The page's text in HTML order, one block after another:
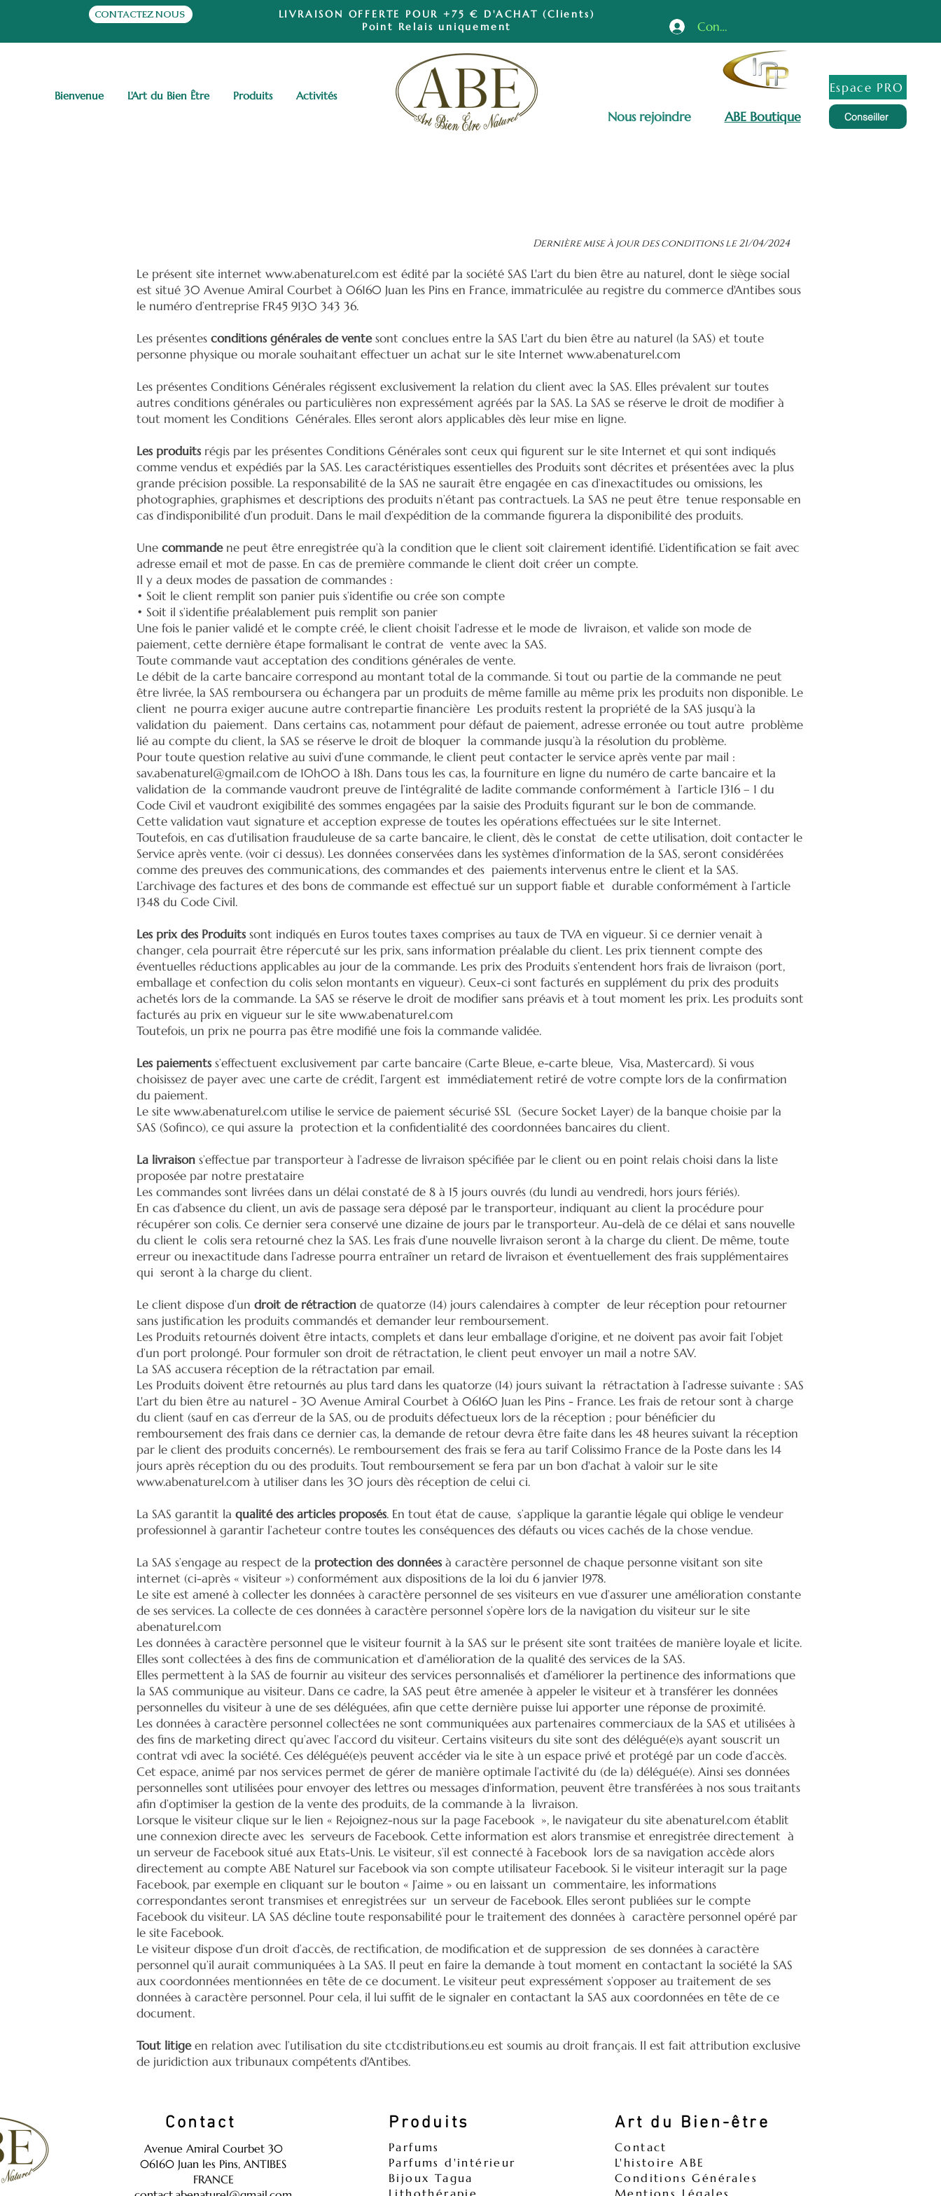
CONTACTEZ NOUS
LIVRAISON OFFERTE POUR +75 € D'ACHAT (Clients)
Point Relais uniquement
Bienvenue L'Art du Bien Être Produits Activités
Connexion
Espace PRO
Nous rejoindre ABE Boutique Conseiller
Dernière mise à jour des conditions le 21/04/2024
Le présent site internet www.abenaturel.com est édité par la société SAS L'art du bien être au naturel, dont le siège social
est situé 30 Avenue Amiral Courbet à 06160 Juan les Pins en France, immatriculée au registre du commerce d'Antibes sous
le numéro d’entreprise FR45 9130 343 36.
Les présentes conditions générales de ventesont conclues entre la SAS L'art du bien être au naturel (la SAS) et toute
personne physique ou morale souhaitant effectuer un achat sur le site Internet www.abenaturel.com
Les présentes Conditions Générales régissent exclusivement la relation du client avec la SAS. Elles prévalent sur toutes
autres conditions générales ou particulières non expressément agréés par la SAS. La SAS se réserve le droit de modifier à
tout moment les Conditions Générales. Elles seront alors applicables dès leur mise en ligne.
Les produits régis par les présentes Conditions Générales sont ceux qui figurent sur le site Internet et qui sont indiqués
comme vendus et expédiés par la SAS. Les caractéristiques essentielles des Produits sont décrites et présentées avec la plus
grande précision possible. La responsabilité de la SAS ne saurait être engagée en cas d’inexactitudes ou omissions, les
photographies, graphismes et descriptions des produits n’étant pas contractuels. La SAS ne peut être tenue responsable en
cas d’indisponibilité d’un produit. Dans le mail d’expédition de la commande figurera la disponibilité des produits.
Une commandene peut être enregistrée qu’à la condition que le client soit clairement identifié. L’identification se fait avec
adresse email et mot de passe. En cas de première commande le client doit créer un compte.
Il y a deux modes de passation de commandes :
• Soit le client remplit son panier puis s’identifie ou crée son compte
• Soit il s’identifie préalablement puis remplit son panier
Une fois le panier validé et le compte créé, le client choisit l’adresse et le mode de livraison, et valide son mode de
paiement, cette dernière étape formalisant le contrat de vente avec la SAS.
Toute commande vaut acceptation des conditions générales de vente.
Le débit de la carte bancaire correspond au montant total de la commande. Si tout ou partie de la commande ne peut
être livrée, la SAS remboursera ou échangera par un produits de même famille au même prix les produits non disponible. Le
client ne pourra exiger aucune autre contrepartie financière Les produits restent la propriété de la SAS jusqu’à la
validation du paiement. Dans certains cas, notamment pour défaut de paiement, adresse erronée ou tout autre problème
lié au compte du client, la SAS se réserve le droit de bloquer la commande jusqu’à la résolution du problème.
Pour toute question relative au suivi d’une commande, le client peut contacter le service après vente par mail :
sav.abenaturel@gmail.com de 10h00 à 18h. Dans tous les cas, la fourniture en ligne du numéro de carte bancaire et la
validation de la commande vaudront preuve de l’intégralité de ladite commande conformément à l’article 1316 – 1 du
Code Civil et vaudront exigibilité des sommes engagées par la saisie des Produits figurant sur le bon de commande.
Cette validation vaut signature et acception expresse de toutes les opérations effectuées sur le site Internet.
Toutefois, en cas d’utilisation frauduleuse de sa carte bancaire, le client, dès le constat de cette utilisation, doit contacter le
Service après vente. (voir ci dessus). Les données conservées dans les systèmes d’information de la SAS, seront considérées
comme des preuves des communications, des commandes et des paiements intervenus entre le client et la SAS.
L’archivage des factures et des bons de commande est effectué sur un support fiable et durable conformément à l’article
1348 du Code Civil.
Les prix des Produits sont indiqués en Euros toutes taxes comprises au taux de TVA en vigueur. Si ce dernier venait à
changer, cela pourrait être répercuté sur les prix, sans information préalable du client. Les prix tiennent compte des
éventuelles réductions applicables au jour de la commande. Les prix des Produits s’entendent hors frais de livraison (port,
emballage et confection du colis selon montants en vigueur). Ceux-ci sont facturés en supplément du prix des produits
achetés lors de la commande. La SAS se réserve le droit de modifier sans préavis et à tout moment les prix. Les produits sont
facturés au prix en vigueur sur le site www.abenaturel.com
Toutefois, un prix ne pourra pas être modifié une fois la commande validée.
Les paiements s’effectuent exclusivement par carte bancaire (Carte Bleue, e-carte bleue, Visa, Mastercard). Si vous
choisissez de payer avec une carte de crédit, l’argent est immédiatement retiré de votre compte lors de la confirmation
du paiement.
Le site www.abenaturel.com utilise le service de paiement sécurisé SSL (Secure Socket Layer) de la banque choisie par la
SAS (Sofinco), ce qui assure la protection et la confidentialité des coordonnées bancaires du client.
La livraison s’effectue par transporteur à l’adresse de livraison spécifiée par le client ou en point relais choisi dans la liste
proposée par notre prestataire
Les commandes sont livrées dans un délai constaté de 8 à 15 jours ouvrés (du lundi au vendredi, hors jours fériés).
En cas d’absence du client, un avis de passage sera déposé par le transporteur, indiquant au client la procédure pour
récupérer son colis. Ce dernier sera conservé une dizaine de jours par le transporteur. Au-delà de ce délai et sans nouvelle
du client le colis sera retourné chez la SAS. Les frais d’une nouvelle livraison seront à la charge du client. De même, toute
erreur ou inexactitude dans l’adresse pourra entraîner un retard de livraison et éventuellement des frais supplémentaires
qui seront à la charge du client.
Le client dispose d’un droit de rétraction de quatorze (14) jours calendaires à compter de leur réception pour retourner
sans justification les produits commandés et demander leur remboursement.
Les Produits retournés doivent être intacts, complets et dans leur emballage d’origine, et ne doivent pas avoir fait l’objet
d’un port prolongé. Pour formuler son droit de rétractation, le client peut envoyer un mail a notre SAV.
La SAS accusera réception de la rétractation par email.
Les Produits doivent être retournés au plus tard dans les quatorze (14) jours suivant la rétractation à l’adresse suivante : SAS
L'art du bien être au naturel - 30 Avenue Amiral Courbet à 06160 Juan les Pins - France. Les frais de retour sont à charge
du client (sauf en cas d’erreur de la SAS, ou de produits défectueux lors de la réception ; pour bénéficier du
remboursement des frais dans ce dernier cas, la demande de retour devra être faite dans les 48 heures suivant la réception
par le client des produits concernés). Le remboursement des frais se fera au tarif Colissimo France de la Poste dans les 14
jours après réception du ou des produits. Tout remboursement se fera par un bon d'achat à valoir sur le site
www.abenaturel.com à utiliser dans les 30 jours dès réception de celui ci.
La SAS garantit la qualité des articles proposés. En tout état de cause, s’applique la garantie légale qui oblige le vendeur
professionnel à garantir l’acheteur contre toutes les conséquences des défauts ou vices cachés de la chose vendue.
La SAS s’engage au respect de la protection des données à caractère personnel de chaque personne visitant son site
internet (ci-après « visiteur ») conformément aux dispositions de la loi du 6 janvier 1978.
Le site est amené à collecter les données à caractère personnel de ses visiteurs en vue d’assurer une amélioration constante
de ses services. La collecte de ces données à caractère personnel s’opère lors de la navigation du visiteur sur le site
abenaturel.com
Les données à caractère personnel que le visiteur fournit à la SAS sur le présent site sont traitées de manière loyale et licite.
Elles sont collectées à des fins de communication et d’amélioration de la qualité des services de la SAS.
Elles permettent à la SAS de fournir au visiteur des services personnalisés et d’améliorer la pertinence des informations que
la SAS communique au visiteur. Dans ce cadre, la SAS peut être amenée à appeler le visiteur et à transférer les données
personnelles du visiteur à une de ses déléguées, afin que cette dernière puisse lui apporter une réponse de proximité.
Les données à caractère personnel collectées ne sont communiquées aux partenaires commerciaux de la SAS et utilisées à
des fins de marketing direct qu’avec l’accord du visiteur. Certains visiteurs du site sont des délégué(e)s ayant souscrit un
contrat vdi avec la société. Ces délégué(e)s peuvent accéder via le site à un espace privé et protégé par un code d’accès.
Cet espace, animé par nos services permet de gérer de manière optimale l’activité du (de la) délégué(e). Ainsi ses données
personnelles sont utilisées pour envoyer des lettres ou messages d’information, peuvent être transférées à nos sous traitants
afin d’optimiser la gestion de la vente des produits, de la commande à la livraison.
Lorsque le visiteur clique sur le lien « Rejoignez-nous sur la page Facebook », le navigateur du site abenaturel.com établit
une connexion directe avec les serveurs de Facebook. Cette information est alors transmise et enregistrée directement à
un serveur de Facebook situé aux Etats-Unis. Le visiteur, s’il est connecté à Facebook lors de sa navigation accède alors
directement au compte ABE Naturel sur Facebook via son compte utilisateur Facebook. Si le visiteur interagit sur la page
Facebook, par exemple en cliquant sur le bouton « J’aime » ou en laissant un commentaire, les informations
correspondantes seront transmises et enregistrées sur un serveur de Facebook. Elles seront publiées sur le compte
Facebook du visiteur. LA SAS décline toute responsabilité pour le traitement des données à caractère personnel opéré par
le site Facebook.
Le visiteur dispose d’un droit d’accès, de rectification, de modification et de suppression de ses données à caractère
personnel qu’il aurait communiquées à La SAS. Il peut en faire la demande à tout moment en contactant la société la SAS
aux coordonnées mentionnées en tête de ce document. Le visiteur peut expressément s’opposer au traitement de ses
données à caractère personnel. Pour cela, il lui suffit de le signaler en contactant la SAS aux coordonnées en tête de ce
document.
Tout litigeen relation avec l’utilisation du site ctcdistributions.eu est soumis au droit français. Il est fait attribution exclusive
de juridiction aux tribunaux compétents d'Antibes.
Contact
Avenue Amiral Courbet 30
06160 Juan les Pins, ANTIBES
FRANCE
Produits
Parfums
Parfums d'intérieur
Bijoux Tagua
Lithothérapie
Art du Bien-être
Contact
L'histoire ABE
Conditions Générales
Mentions Légales